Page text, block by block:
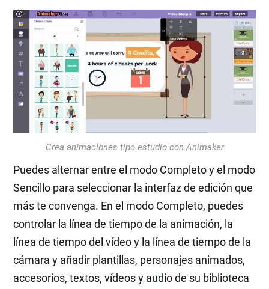
Crea animaciones tipo estudio con Animaker
Puedes alternar entre el modo Completo y el modo
Sencillo para seleccionar la interfaz de edición que
más te convenga. En el modo Completo, puedes
controlar la línea de tiempo de la animación, la
línea de tiempo del vídeo y la línea de tiempo de la
cámara y añadir plantillas, personajes animados,
accesorios, textos, vídeos y audio de su biblioteca